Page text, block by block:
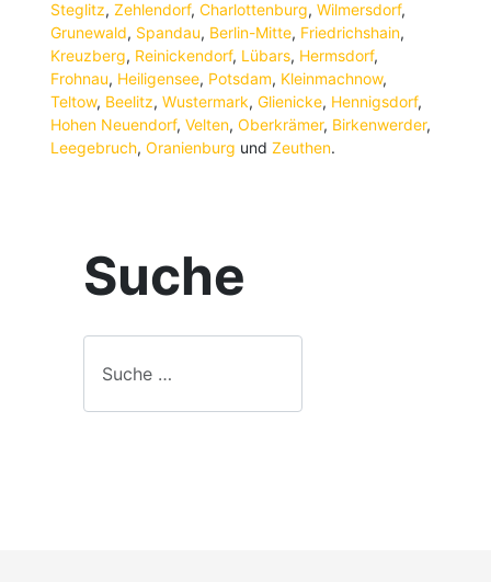
Steglitz, Zehlendorf, Charlottenburg, Wilmersdorf,
Grunewald, Spandau, Berlin-Mitte, Friedrichshain,
Kreuzberg, Reinickendorf, Lübars, Hermsdorf,
Frohnau, Heiligensee, Potsdam, Kleinmachnow,
Teltow, Beelitz, Wustermark, Glienicke, Hennigsdorf,
Hohen Neuendorf, Velten, Oberkrämer, Birkenwerder,
Leegebruch, Oranienburg und Zeuthen.
Suche